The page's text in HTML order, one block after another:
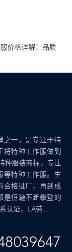
价格详解：品质
之一。是专注于特
特种工作服做到
种服装商标，专注
等特种工作服。生
合格进厂，再到成
是恒漉不断攀登的
认证，LA劳...